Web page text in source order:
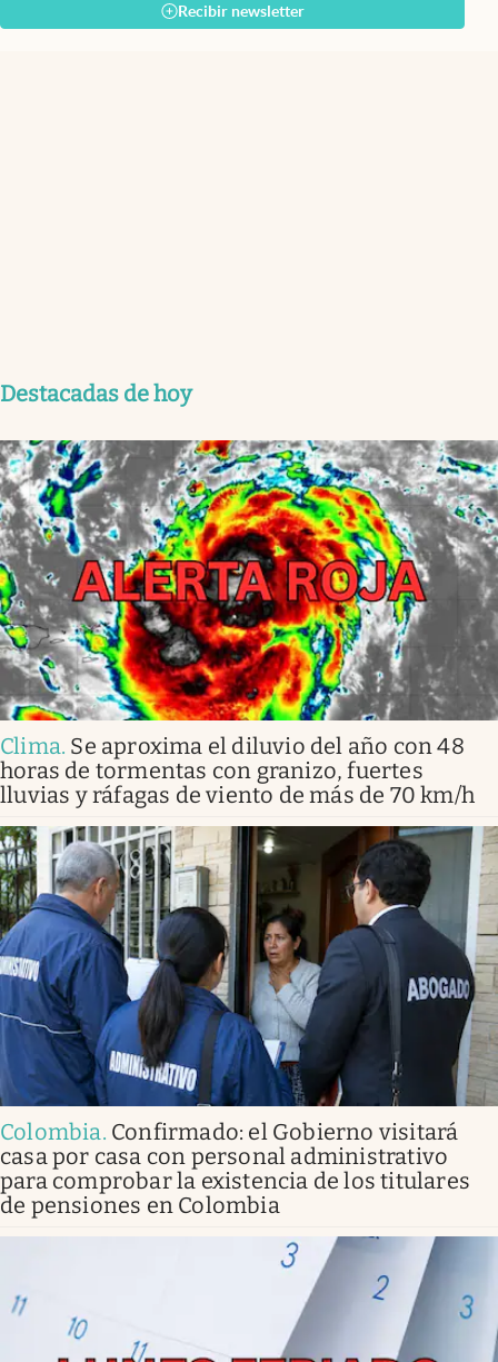
Recibir newsletter
Destacadas de hoy
Clima. Se aproxima el diluvio del año con 48
horas de tormentas con granizo, fuertes
lluvias y ráfagas de viento de más de 70 km/h
Colombia. Confirmado: el Gobierno visitará
casa por casa con personal administrativo
para comprobar la existencia de los titulares
de pensiones en Colombia